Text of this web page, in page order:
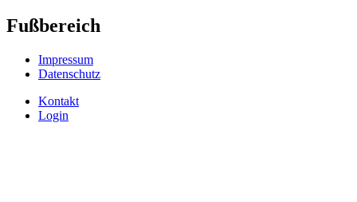
Fußbereich
Impressum
Datenschutz
Kontakt
Login